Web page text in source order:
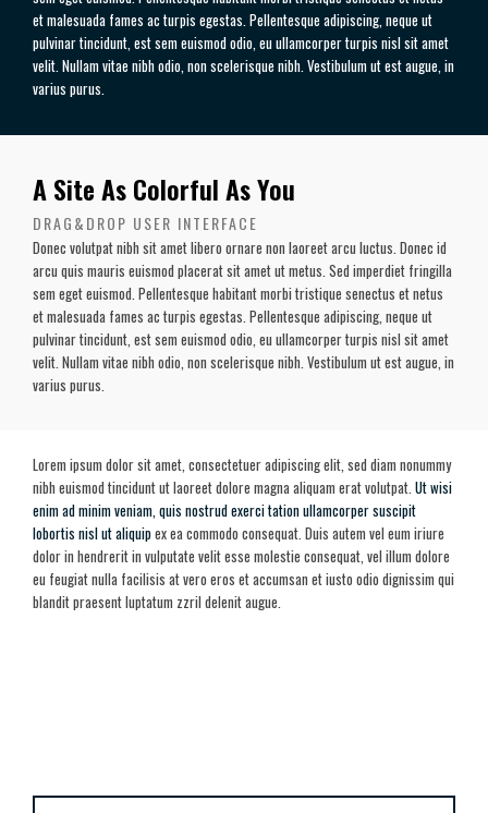
et malesuada fames ac turpis egestas. Pellentesque adipiscing, neque ut
pulvinar tincidunt, est sem euismod odio, eu ullamcorper turpis nisl sit amet
velit. Nullam vitae nibh odio, non scelerisque nibh. Vestibulum ut est augue, in
varius purus.
A Site As Colorful As You
DRAG&DROP USER INTERFACE
Donec volutpat nibh sit amet libero ornare non laoreet arcu luctus. Donec id
arcu quis mauris euismod placerat sit amet ut metus. Sed imperdiet fringilla
sem eget euismod. Pellentesque habitant morbi tristique senectus et netus
et malesuada fames ac turpis egestas. Pellentesque adipiscing, neque ut
pulvinar tincidunt, est sem euismod odio, eu ullamcorper turpis nisl sit amet
velit. Nullam vitae nibh odio, non scelerisque nibh. Vestibulum ut est augue, in
varius purus.
Lorem ipsum dolor sit amet, consectetuer adipiscing elit, sed diam nonummy
nibh euismod tincidunt ut laoreet dolore magna aliquam erat volutpat. Ut wisi
enim ad minim veniam, quis nostrud exerci tation ullamcorper suscipit
lobortis nisl ut aliquipex ea commodo consequat. Duis autem vel eum iriure
dolor in hendrerit in vulputate velit esse molestie consequat, vel illum dolore
eu feugiat nulla facilisis at vero eros et accumsan et iusto odio dignissim qui
blandit praesent luptatum zzril delenit augue.